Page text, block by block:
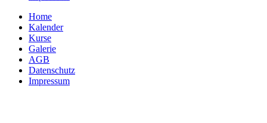
Home
Kalender
Kurse
Galerie
AGB
Datenschutz
Impressum